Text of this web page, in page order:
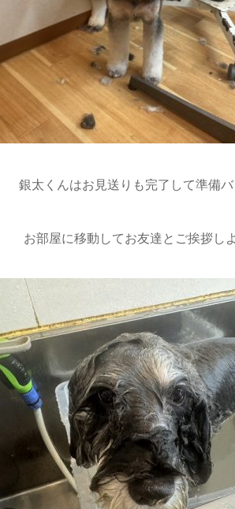
銀太くんはお見送りも完了して準備
お部屋に移動してお友達とご挨拶し